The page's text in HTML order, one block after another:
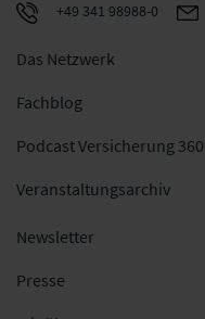
+49 341 98988-0
Das Netzwerk
Fachblog
Podcast Versicherung 360
Veranstaltungsarchiv
Newsletter
Presse